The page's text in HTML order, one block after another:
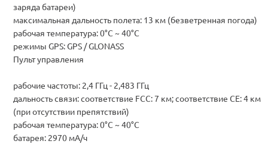
заряда батареи)
максимальная дальность полета: 13 км (безветренная погода)
рабочая температура: 0°C ~ 40°C
режимы GPS: GPS / GLONASS
Пульт управления
рабочие частоты: 2,4 ГГц - 2,483 ГГц
дальность связи: соответствие FCC: 7 км; соответствие CE: 4 км
(при отсутствии препятствий)
рабочая температура: 0°C ~ 40°C
батарея: 2970 мА/ч